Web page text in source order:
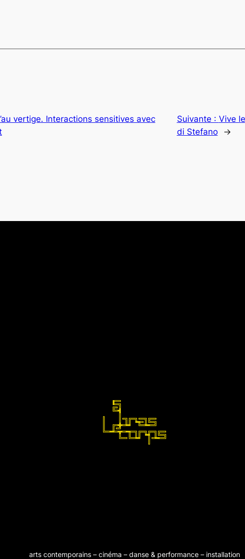
vertige. Interactions sensitives avec
Suivante : Vive
di Stefano
→
arts contemporains – cinéma – danse & performance – installation